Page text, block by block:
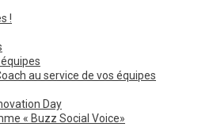
!
au service de vos équipes
Day
« Buzz Social Voice»